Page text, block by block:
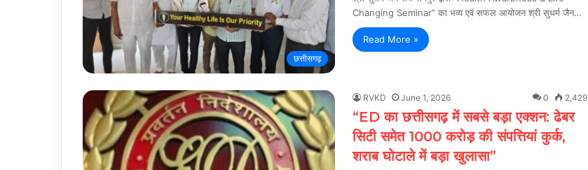
छत्तीसगढ़
Changing Seminar” का भव्य एवं सफल आयोजन श्री सुधर्म जैन…
Read More »
RVKD June 1, 2026 0 2,429
“ED का छत्तीसगढ़ में सबसे बड़ा एक्शन: ढेबर
सिटी समेत 1000 करोड़ की संपत्तियां कुर्क,
शराब घोटाले में बड़ा खुलासा”